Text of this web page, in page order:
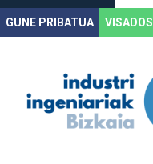
VISADOS